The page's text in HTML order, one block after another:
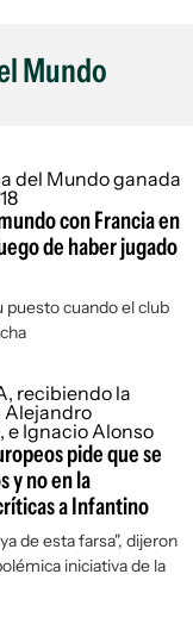
Mundo
con Francia en
de haber jugado
puesto cuando el club
pide que se
y no en la
a Infantino
de esta farsa", dijeron
iniciativa de la